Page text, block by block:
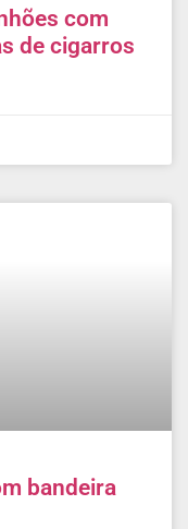
com
de cigarros
bandeira